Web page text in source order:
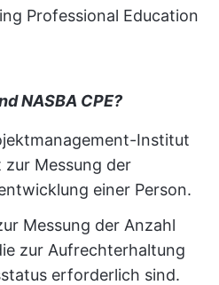
Professional Education
NASBA CPE?
Institut
Messung der
einer Person.
Messung der Anzahl
zur Aufrechterhaltung
erforderlich sind.